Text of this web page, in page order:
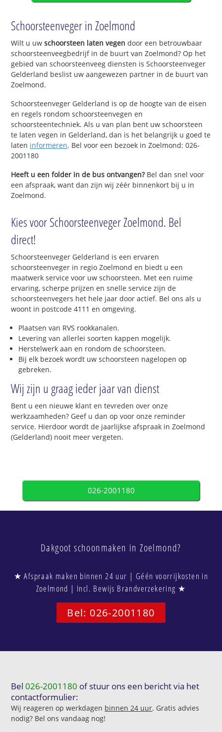
Schoorsteenveger in Zoelmond
Wilt u uwschoorsteen laten vegen door een betrouwbaar
schoorsteenveegbedrijf in de buurt van Zoelmond? Op het
gebied van schoorsteenveeg diensten is Schoorsteenveger
Gelderland beslist uw aangewezen partner in de buurt van
Zoelmond.
Schoorsteenveger Gelderland is op de hoogte van de eisen
en regels rondom schoorsteenvegen en
schoorsteentechniek. Als u van plan bent uw schoorsteen
te laten vegen in Gelderland, dan is het belangrijk u goed te
laten informeren. Bel voor een bezoek in Zoelmond: 026-
2001180
Heeft u een folder in de bus ontvangen?Bel dan snel voor
een afspraak, want dan zijn wij zéér binnenkort bij u in
Zoelmond.
Kies voor Schoorsteenveger Zoelmond. Bel
direct!
Schoorsteenveger Gelderland is een ervaren
schoorsteenveger in regio Zoelmond en biedt u een
maatwerk service voor uw schoorsteen. Met een ruime
ervaring, scherpe prijzen en snelle service zijn de
schoorsteenvegers het hele jaar door actief. Bel ons als u
woont in postcode 4111 en omgeving.
Plaatsen van RVS rookkanalen.
Levering van allerlei soorten kappen mogelijk.
Herstelwerk aan en rondom de schoorsteen.
Bij elk bezoek wordt uw schoorsteen nagelopen op
gebreken.
Wij zijn u graag ieder jaar van dienst
Bent u een nieuwe klant en tevreden over onze
werkzaamheden? Geef u dan op voor onze reminder
service. Hierdoor wordt de jaarlijkse afspraak in Zoelmond
(Gelderland) nooit meer vergeten.
026-2001180
Dakgoot schoonmaken in Zoelmond?
★ Afspraak maken binnen 24 uur | Géén voorrijkosten in
Zoelmond | Incl. Bewijs Brandverzekering ★
Bel: 026-2001180
Bel026-2001180 of stuur ons een bericht via het
contactformulier:
Wij reageren op werkdagen binnen 24 uur. Gratis advies
nodig? Bel ons vandaag nog!